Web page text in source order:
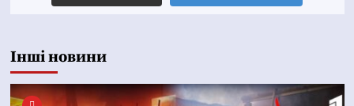
Інші новини